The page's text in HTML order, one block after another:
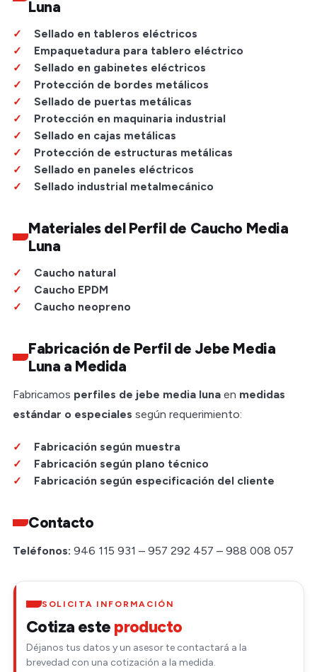
Luna
Sellado en tableros eléctricos
Empaquetadura para tablero eléctrico
Sellado en gabinetes eléctricos
Protección de bordes metálicos
Sellado de puertas metálicas
Protección en maquinaria industrial
Sellado en cajas metálicas
Protección de estructuras metálicas
Sellado en paneles eléctricos
Sellado industrial metalmecánico
Materiales del Perfil de Caucho Media
Luna
Caucho natural
Caucho EPDM
Caucho neopreno
Fabricación de Perfil de Jebe Media
Luna a Medida
Fabricamos perfiles de jebe media luna en medidas
estándar o especiales según requerimiento:
Fabricación según muestra
Fabricación según plano técnico
Fabricación según especificación del cliente
Contacto
Teléfonos: 946 115 931 – 957 292 457 – 988 008 057
SOLICITA INFORMACIÓN
Cotiza este producto
Déjanos tus datos y un asesor te contactará a la
brevedad con una cotización a la medida.